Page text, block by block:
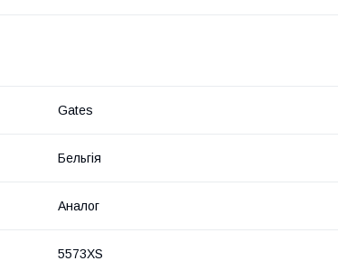
Gates
Бельгія
Аналог
5573XS